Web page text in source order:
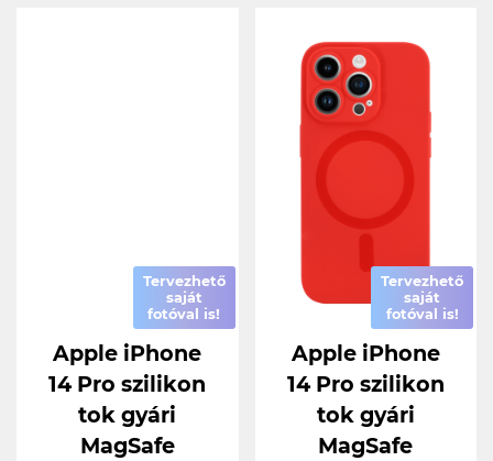
Tervezhető
saját
fotóval is!
Apple iPhone
14 Pro szilikon
tok gyári
MagSafe
Tervezhető
saját
fotóval is!
Apple iPhone
14 Pro szilikon
tok gyári
MagSafe